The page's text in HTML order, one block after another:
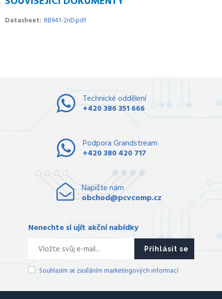
Datasheet RB941-2nD.pdf
Technické oddělení
+420 386 351 666
Podpora Grandstream
+420 380 420 717
Napište nám
obchod@pcvcomp.cz
Nenechte si ujít akční nabídky
Přihlásit se
Souhlasím se zasíláním marketingových informací